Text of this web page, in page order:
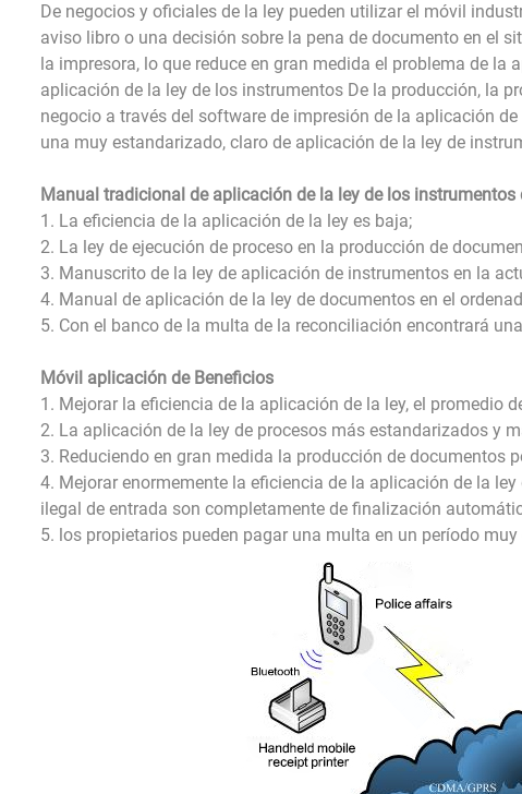
De negocios y oficiales de la ley pueden utilizar el móvil
aviso libro o una decisión sobre la pena de documento en el
la impresora, lo que reduce en gran medida el problema de
aplicación de la ley de los instrumentos De la producción, la
negocio a través del software de impresión de la aplicación
una muy estandarizado, claro de aplicación de la ley de
Manual tradicional de aplicación de la ley de los
1. La eficiencia de la aplicación de la ley es baja;
2. La ley de ejecución de proceso en la producción de
3. Manuscrito de la ley de aplicación de instrumentos en la
4. Manual de aplicación de la ley de documentos en el
5. Con el banco de la multa de la reconciliación encontrará
Móvil aplicación de Beneficios
1. Mejorar la eficiencia de la aplicación de la ley, el promedio
2. La aplicación de la ley de procesos más estandarizados y
3. Reduciendo en gran medida la producción de documentos
4. Mejorar enormemente la eficiencia de la aplicación de la
ilegal de entrada son completamente de finalización
5. los propietarios pueden pagar una multa en un período